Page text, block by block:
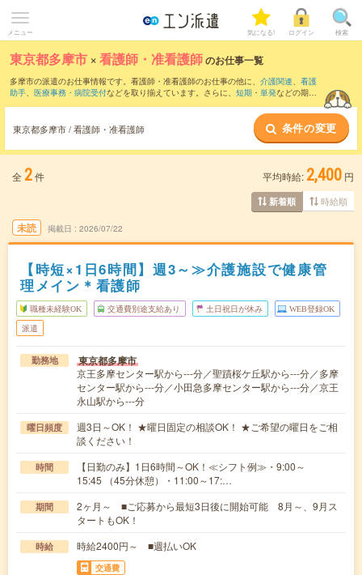
メニュー 気になる! ログイン 検索
東京都多摩市 ×看護師・准看護師のお仕事一覧
多摩市の派遣のお仕事情報です。看護師・准看護師のお仕事の他に、 介護関連、 看護
助手、 医療事務・病院受付などを取り揃えています。さらに、 短期 ・ 単発などの期間
東京都多摩市 / 看護師・准看護師 条件の変更
全 2件 平均時給: 2,400 円
新着順 時給順
未読 掲載日 2026/07/22
【時短×1日6時間】週3～≫介護施設で健康管
理メイン＊看護師
職種未経験OK 交通費別途支給あり 土日祝日が休み WEB登録OK
派遣
勤務地 東京都多摩市
京王多摩センター駅から---分／聖蹟桜ケ丘駅から---分／多摩
センター駅から---分／小田急多摩センター駅から---分／京王
永山駅から---分
曜日頻度
週3日～OK！ ★曜日固定の相談OK！ ★ご希望の曜日をご相
談ください！
時間
【日勤のみ】1日6時間～OK！≪シフト例≫・9:00～
15:45 （45分休憩）・11:00～17:…
期間
2ヶ月～ ■ご応募から最短3日後に開始可能 8月～、9月ス
タートもOK！
時給 時給2400円～ ■週払いOK
交通費